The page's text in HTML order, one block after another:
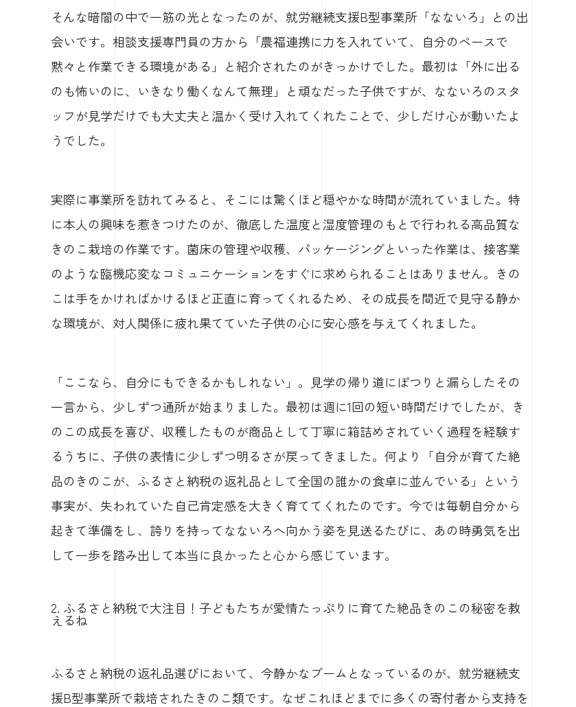
そんな暗闇の中で一筋の光となったのが、就労継続支援B型事業所「なないろ」との出
会いです。相談支援専門員の方から「農福連携に力を入れていて、自分のペースで
黙々と作業できる環境がある」と紹介されたのがきっかけでした。最初は「外に出る
のも怖いのに、いきなり働くなんて無理」と頑なだった子供ですが、なないろのスタ
ッフが見学だけでも大丈夫と温かく受け入れてくれたことで、少しだけ心が動いたよ
うでした。
実際に事業所を訪れてみると、そこには驚くほど穏やかな時間が流れていました。特
に本人の興味を惹きつけたのが、徹底した温度と湿度管理のもとで行われる高品質な
きのこ栽培の作業です。菌床の管理や収穫、パッケージングといった作業は、接客業
のような臨機応変なコミュニケーションをすぐに求められることはありません。きの
こは手をかければかけるほど正直に育ってくれるため、その成長を間近で見守る静か
な環境が、対人関係に疲れ果てていた子供の心に安心感を与えてくれました。
「ここなら、自分にもできるかもしれない」。見学の帰り道にぽつりと漏らしたその
一言から、少しずつ通所が始まりました。最初は週に1回の短い時間だけでしたが、き
のこの成長を喜び、収穫したものが商品として丁寧に箱詰めされていく過程を経験す
るうちに、子供の表情に少しずつ明るさが戻ってきました。何より「自分が育てた絶
品のきのこが、ふるさと納税の返礼品として全国の誰かの食卓に並んでいる」という
事実が、失われていた自己肯定感を大きく育ててくれたのです。今では毎朝自分から
起きて準備をし、誇りを持ってなないろへ向かう姿を見送るたびに、あの時勇気を出
して一歩を踏み出して本当に良かったと心から感じています。
2. ふるさと納税で大注目！子どもたちが愛情たっぷりに育てた絶品きのこの秘密を教
えるね
ふるさと納税の返礼品選びにおいて、今静かなブームとなっているのが、就労継続支
援B型事業所で栽培されたきのこ類です。なぜこれほどまでに多くの寄付者から支持を